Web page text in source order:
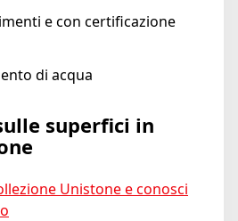
e con certificazione
di acqua
superfici in
Unistone e conosci